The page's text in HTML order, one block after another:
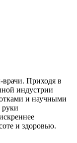
Приходя в
индустрии
и научными
руки
и здоровью.